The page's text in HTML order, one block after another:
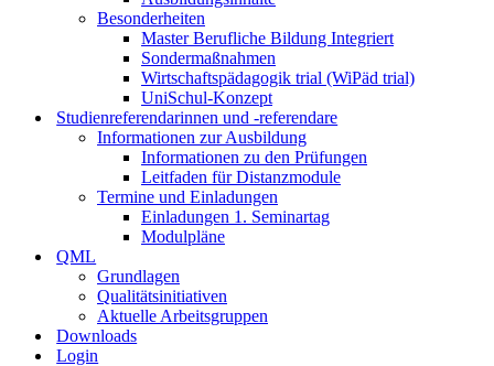
Besonderheiten
Master Berufliche Bildung Integriert
Sondermaßnahmen
Wirtschaftspädagogik trial (WiPäd trial)
UniSchul-Konzept
Studienreferendarinnen und -referendare
Informationen zur Ausbildung
Informationen zu den Prüfungen
Leitfaden für Distanzmodule
Termine und Einladungen
Einladungen 1. Seminartag
Modulpläne
QML
Grundlagen
Qualitätsinitiativen
Aktuelle Arbeitsgruppen
Downloads
Login